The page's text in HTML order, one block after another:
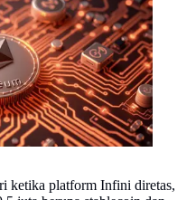
ketika platform Infini diretas,